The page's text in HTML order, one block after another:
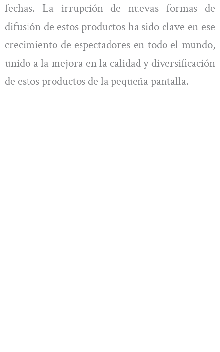
fechas. La irrupción de nuevas formas de
difusión de estos productos ha sido clave en ese
crecimiento de espectadores en todo el mundo,
unido a la mejora en la calidad y diversificación
de estos productos de la pequeña pantalla.